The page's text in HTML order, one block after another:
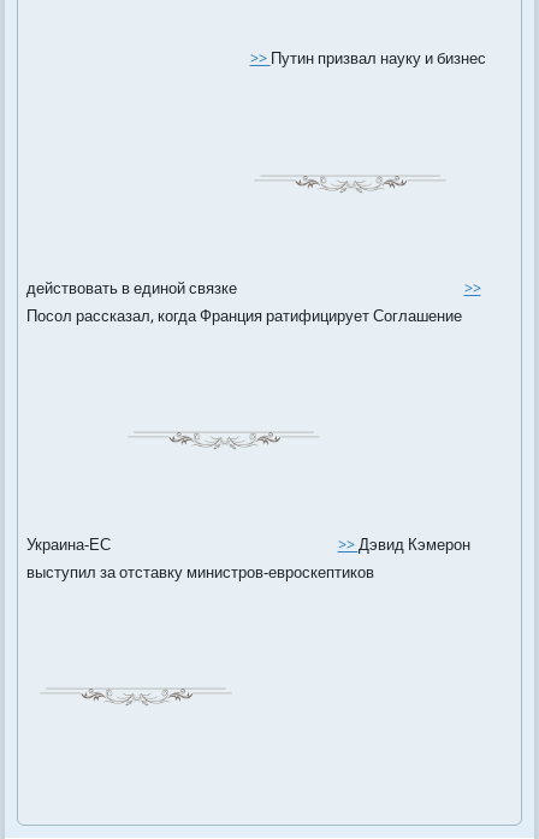
>>Путин призвал науку и бизнес
действовать в единой связке
>>
Посол рассказал, когда Франция ратифицирует Соглашение
Украина-ЕС >>Дэвид Кэмерон
выступил за отставку министров-евроскептиков